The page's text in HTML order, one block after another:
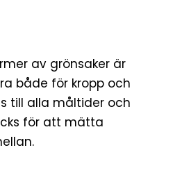
av grönsaker är
både för kropp och
till alla måltider och
för att mätta